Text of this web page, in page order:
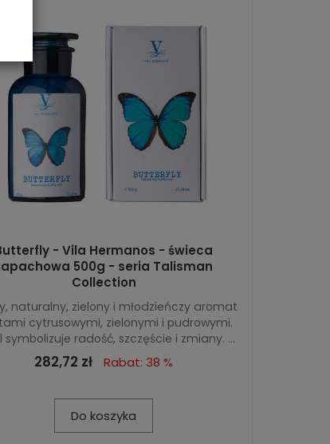
- Vila Hermanos - świeca
500g - seria Talisman
Collection
naturalny, zielony i młodzieńczy aromat
cytrusowymi, zielonymi i pudrowymi.
symbolizuje radość, szczęście i zmiany. ...
282,72 zł Rabat: 38 %
Do koszyka